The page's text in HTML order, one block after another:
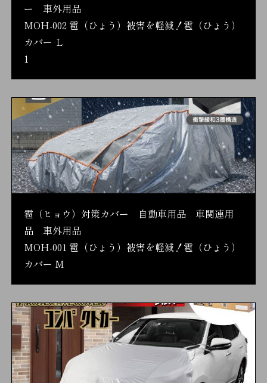
ー 車外用品
MOH-002 雹（ひょう）被害を軽減！雹（ひょう）
カバー Ｌ
1
雹（ヒョウ）対策カバー 自動車用品 車関連用
品 車外用品
MOH-001 雹（ひょう）被害を軽減！雹（ひょう）
カバー M